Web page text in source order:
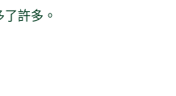
許多。